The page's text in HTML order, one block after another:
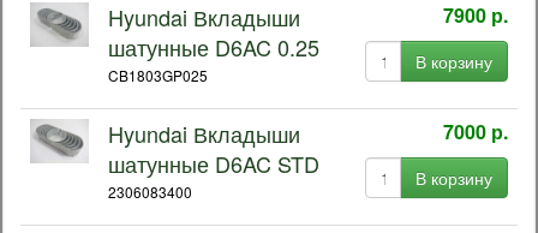
Hyundai Вкладыши
шатунные D6AC 0.25
CB1803GP025
7900 р.
В корзину
Hyundai Вкладыши
шатунные D6AC STD
2306083400
7000 р.
В корзину